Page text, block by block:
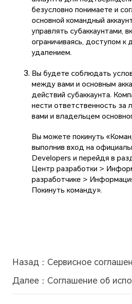
безусловно понимаете и
основной командный
управлять субаккаунтами,
ограничиваясь, доступом к
удалением.
Вы будете соблюдать
между вами и основным
действий субаккаунта.
нести ответственность
вами и владельцем
Вы можете покинуть
выполнив вход на
Developers и перейдя в
Центр разработки >
разработчике >
Покинуть команду».
Назад：
Далее：